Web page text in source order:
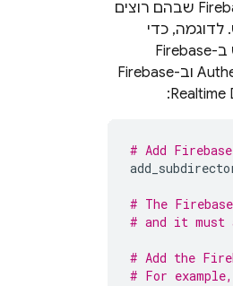
מוצרי Firebase שבהם רוצים
כדי
ב-Firebase
וב-Firebase
Realtime
:
# Add
# The
# and it must
# Add the
# For